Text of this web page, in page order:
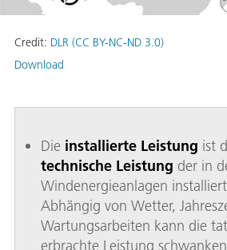
Credit: DLR (CC BY-NC-ND 3.0)
Download
Die installierte Leistung ist
technische Leistung der in
Windenergieanlagen
Abhängig von Wetter,
Wartungsarbeiten kann die
erbrachte Leistung